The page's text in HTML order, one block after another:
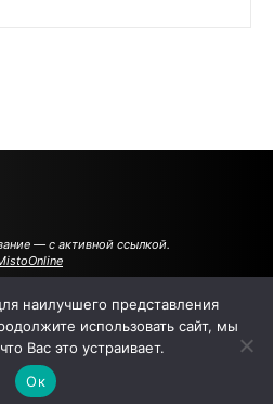
— с активной ссылкой.
АВТОРЫ РЕКЛАМА НА САЙТЕ
наилучшего представления
использовать сайт, мы
Вас это устраивает.
Ок